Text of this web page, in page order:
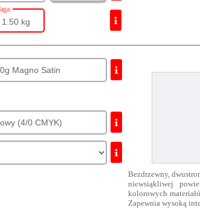
1.50 kg
Bezdrzewny,
niewsiąkliwej
kolorowych
Zapewnia wysoką